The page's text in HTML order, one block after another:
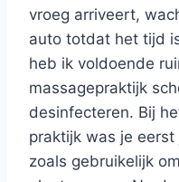
vroeg arriveert,
auto totdat het tijd
heb ik voldoende
massagepraktijk
desinfecteren. Bij
praktijk was je
zoals gebruikelijk